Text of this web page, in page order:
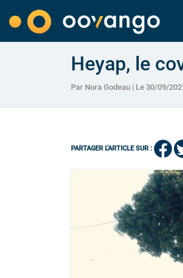
Heyap, le
Par Nora Godeau | Le 30/09/
PARTAGER L'ARTICLE SUR :